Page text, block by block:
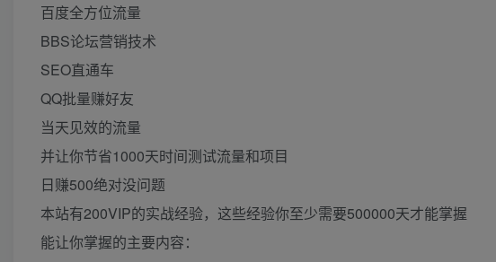
百度全方位流量
BBS论坛营销技术
SEO直通车
QQ批量赚好友
当天见效的流量
并让你节省1000天时间测试流量和项目
日赚500绝对没问题
本站有200VIP的实战经验，这些经验你至少需要500000天才能掌握
能让你掌握的主要内容：